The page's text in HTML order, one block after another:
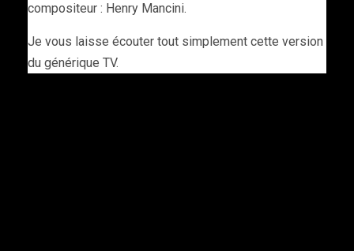
compositeur : Henry Mancini.
Je vous laisse écouter tout simplement cette version
du générique TV.